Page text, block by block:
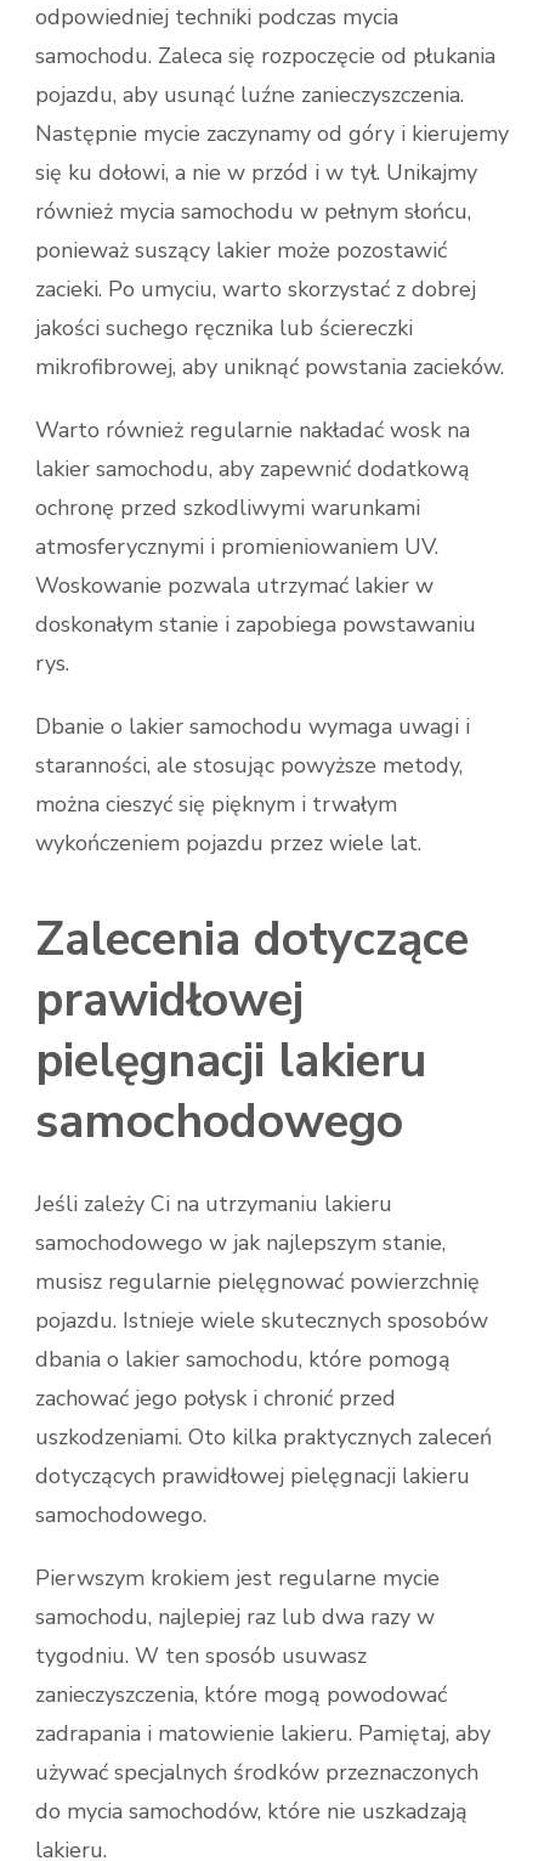
odpowiedniej techniki podczas mycia
samochodu. Zaleca się rozpoczęcie od płukania
pojazdu, aby usunąć luźne zanieczyszczenia.
Następnie mycie zaczynamy od góry i kierujemy
się ku dołowi, a nie w przód i w tył. Unikajmy
również mycia samochodu w pełnym słońcu,
ponieważ suszący lakier może pozostawić
zacieki. Po umyciu, warto skorzystać z dobrej
jakości suchego ręcznika lub ściereczki
mikrofibrowej, aby uniknąć powstania zacieków.
Warto również regularnie nakładać wosk na
lakier samochodu, aby zapewnić dodatkową
ochronę przed szkodliwymi warunkami
atmosferycznymi i promieniowaniem UV.
Woskowanie pozwala utrzymać lakier w
doskonałym stanie i zapobiega powstawaniu
rys.
Dbanie o lakier samochodu wymaga uwagi i
staranności, ale stosując powyższe metody,
można cieszyć się pięknym i trwałym
wykończeniem pojazdu przez wiele lat.
Zalecenia dotyczące
prawidłowej
pielęgnacji lakieru
samochodowego
Jeśli zależy Ci na utrzymaniu lakieru
samochodowego w jak najlepszym stanie,
musisz regularnie pielęgnować powierzchnię
pojazdu. Istnieje wiele skutecznych sposobów
dbania o lakier samochodu, które pomogą
zachować jego połysk i chronić przed
uszkodzeniami. Oto kilka praktycznych zaleceń
dotyczących prawidłowej pielęgnacji lakieru
samochodowego.
Pierwszym krokiem jest regularne mycie
samochodu, najlepiej raz lub dwa razy w
tygodniu. W ten sposób usuwasz
zanieczyszczenia, które mogą powodować
zadrapania i matowienie lakieru. Pamiętaj, aby
używać specjalnych środków przeznaczonych
do mycia samochodów, które nie uszkadzają
lakieru.